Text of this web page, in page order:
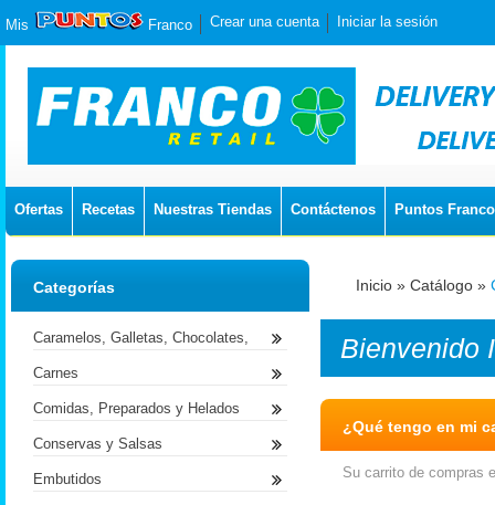
Mis Franco Crear una cuenta Iniciar la sesión
Ofertas Recetas Nuestras Tiendas Contáctenos Puntos Franco
Inicio » Catálogo »
Bienvenido
¿Qué tengo en mi
Su carrito de compras
Categorías
Caramelos, Galletas, Chocolates,
Carnes
Comidas, Preparados y Helados
Conservas y Salsas
Embutidos